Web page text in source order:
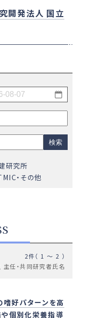
開発法人 国立
検索
研究所
・その他
2件（ 1 〜 2 ）
主任・共同研究者氏名
好パターンを高
個別化栄養指導